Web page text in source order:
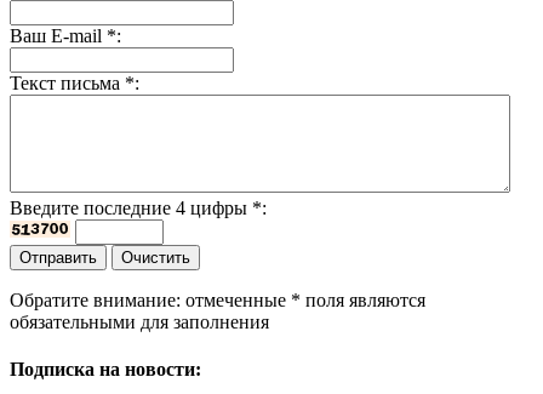
Ваш E-mail *:
Текст письма *:
Введите последние 4 цифры *:
Обратите внимание: отмеченные * поля являются
обязательными для заполнения
Подписка на новости: